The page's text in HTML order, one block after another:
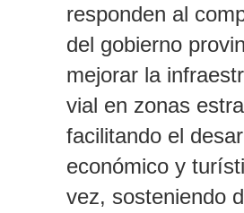
responden al
del gobierno
mejorar la
vial en zonas
facilitando el
económico y
vez, sosteniendo